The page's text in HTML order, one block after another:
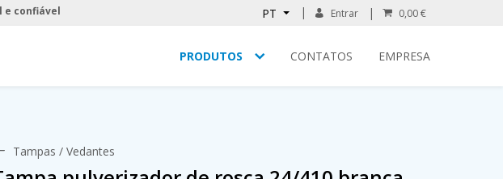
e confiável PT Entrar 0,00 €
PRODUTOS CONTATOS EMPRESA
Tampas / Vedantes